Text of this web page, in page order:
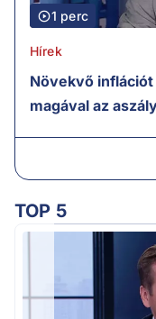
1 perc
Hírek
Növekvő
magával az
TOP 5